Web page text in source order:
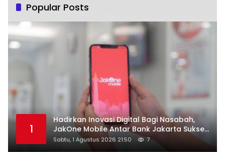
Popular Posts
1
Hadirkan Inovasi Digital Bagi Nasabah,
JakOne Mobile Antar Bank Jakarta Sukses
Raih Digital Excellence Awards 2026
Sabtu, 1 Agustus 2026 21:50 7